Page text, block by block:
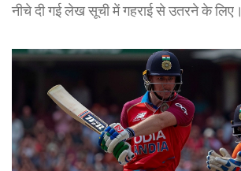
नीचे दी गई लेख सूची में गहराई से उतरने के लिए।